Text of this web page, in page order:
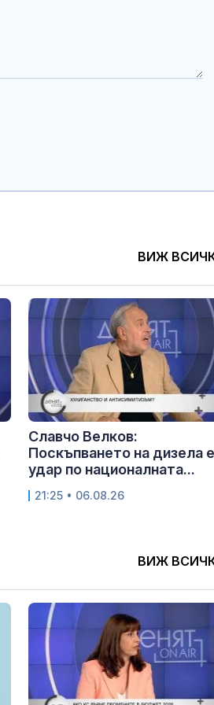
ВИЖ
Славчо Велков:
Поскъпването на дизела е
удар по националната...
21:25 • 06.08.26
ВИЖ